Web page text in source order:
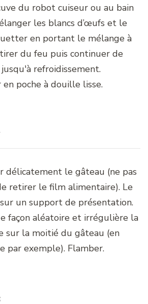
du robot cuiseur ou au bain
les blancs d’œufs et le
en portant le mélange à
du feu puis continuer de
refroidissement.
en poche à douille lisse.
délicatement le gâteau (ne pas
retirer le film alimentaire). Le
un support de présentation.
façon aléatoire et irrégulière la
sur la moitié du gâteau (en
par exemple). Flamber.